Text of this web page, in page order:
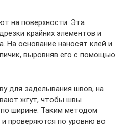
на поверхности. Эта
крайних элементов и
На основание наносят клей и
выровняв его с помощью
для заделывания швов, на
жгут, чтобы швы
ширине. Таким методом
проверяются по уровню во